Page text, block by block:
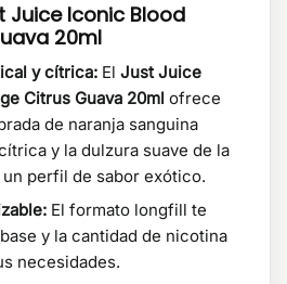
Juice Iconic Blood
20ml
y cítrica: El Just Juice
Citrus Guava 20ml ofrece
de naranja sanguina
y la dulzura suave de la
perfil de sabor exótico.
El formato longfill te
y la cantidad de nicotina
necesidades.